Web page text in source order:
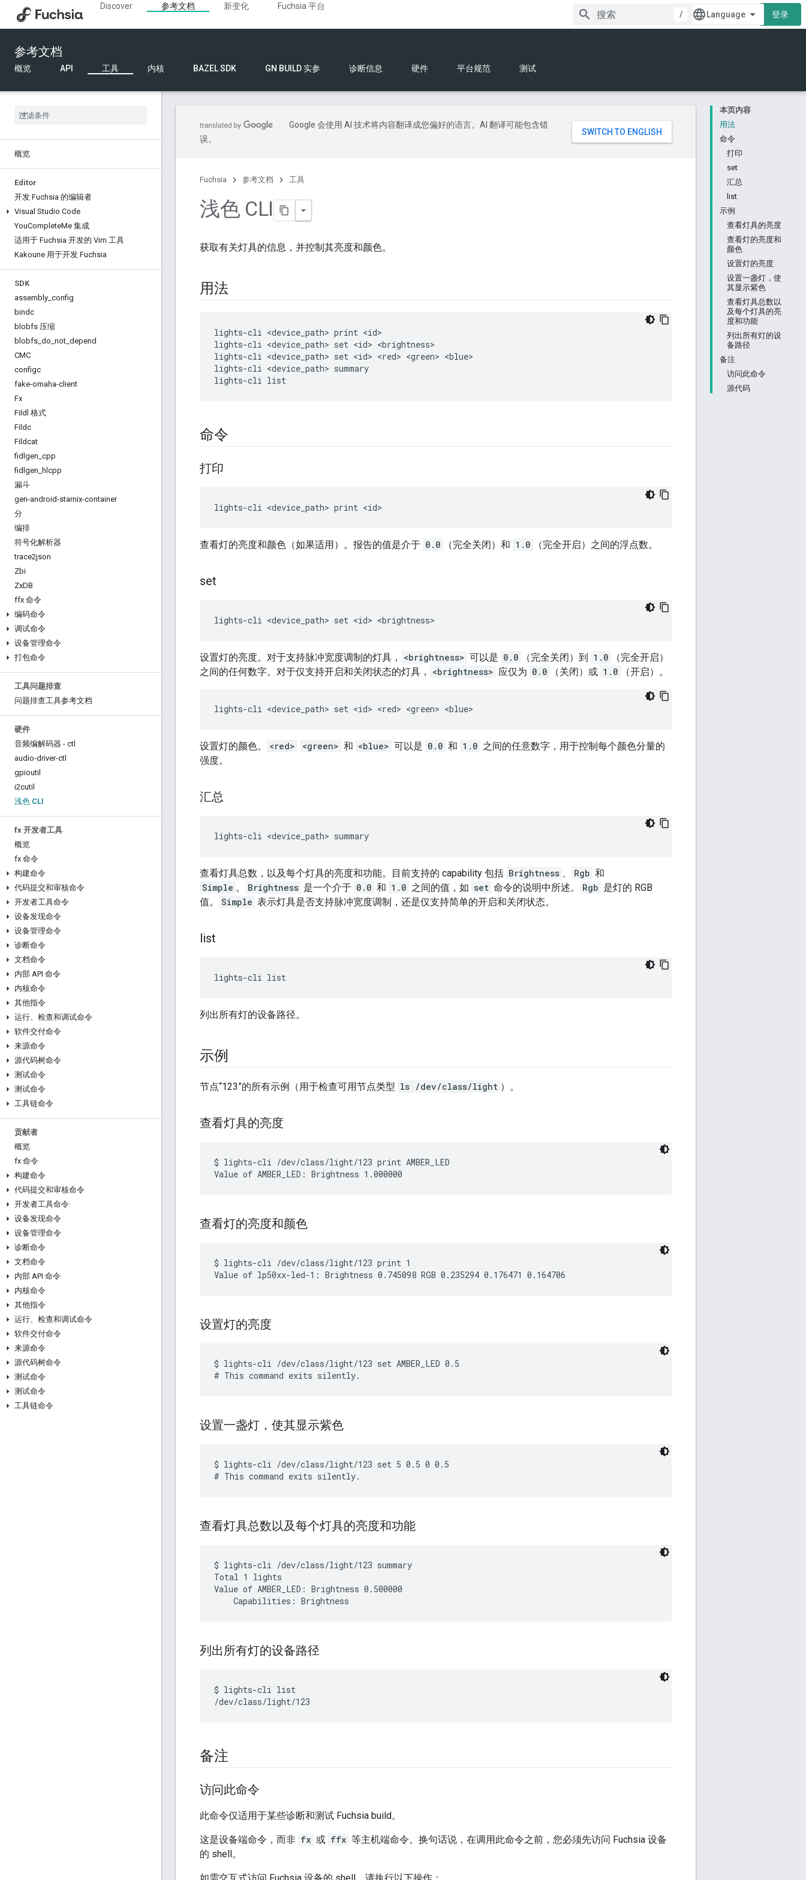
Discover 参考文档 新变化
Fuchsia 平台
/
登录
参考文档
概览 API 工具 内核 BAZEL SDK GN BUILD 实参 诊断信息 硬件 平台规范 测试
概览
Editor
开发 Fuchsia 的编辑者
Visual Studio Code
YouCompleteMe 集成
适用于 Fuchsia 开发的 Vim 工具
Kakoune 用于开发 Fuchsia
SDK
assembly config
bindc
blobfs 压缩
blobfs do not depend
CMC
configc
fake-omaha-client
Fx
Fildl 格式
Fildc
Fildcat
fidlgen cpp
fidlgen hlcpp
漏斗
gen-android-starnix-container
分
编排
符号化解析器
trace2json
Zbi
ZxDB
ffx 命令
编码命令
调试命令
设备管理命令
打包命令
工具问题排查
问题排查工具参考文档
硬件
音频编解码器 - ctl
audio-driver-ctl
gpioutil
i2cutil
浅色 CLI
fx 开发者工具
概览
fx 命令
构建命令
代码提交和审核命令
开发者工具命令
设备发现命令
设备管理命令
诊断命令
文档命令
内部 API 命令
内核命令
其他指令
运行、检查和调试命令
软件交付命令
来源命令
源代码树命令
测试命令
测试命令
工具链命令
贡献者
概览
fx 命令
构建命令
代码提交和审核命令
开发者工具命令
设备发现命令
设备管理命令
诊断命令
文档命令
内部 API 命令
内核命令
其他指令
运行、检查和调试命令
软件交付命令
来源命令
源代码树命令
测试命令
测试命令
工具链命令
本页内容
用法
命令
打印
set
汇总
list
示例
查看灯具的亮度
查看灯的亮度和
颜色
设置灯的亮度
设置一盏灯，使
其显示紫色
查看灯具总数以
及每个灯具的亮
度和功能
列出所有灯的设
备路径
备注
访问此命令
源代码
Google 会使用 AI 技术将内容翻译成您偏好的语言。AI 翻译可能包含错
误。
Fuchsia 参考文档 工具
浅色 CLI
获取有关灯具的信息，并控制其亮度和颜色。
用法
lights-cli <device_path> print <id>
lights-cli <device_path> set <id> <brightness>
lights-cli <device_path> set <id> <red> <green> <blue>
lights-cli <device_path> summary
命令
打印
查看灯的亮度和颜色（如果适用）。报告的值是介于 0.0 （完全关闭）和 1.0 （完全开启）之间的浮点数。
set
设置灯的亮度。对于支持脉冲宽度调制的灯具， <brightness> 可以是 0.0 （完全关闭）到 1.0
（完全开启）
之间的任何数字。对于仅支持开启和关闭状态的灯具，
<brightness> 应仅为 0.0 （关闭）或 1.0 （开启）。
设置灯的颜色。 <red> <green> 和 <blue> 可以是 0.0 和 1.0 之间的任意数字，用于控制每个颜色分量的
强度。
汇总
查看灯具总数，以及每个灯具的亮度和功能。目前支持的 capability 包括 Brightness 、 Rgb 和
Simple 。 Brightness 是一个介于 0.0 和 1.0 之间的值，如 set 命令的说明中所述。 Rgb 是灯的 RGB
值。
Simple 表示灯具是否支持脉冲宽度调制，还是仅支持简单的开启和关闭状态。
list
列出所有灯的设备路径。
示例
节点“123”的所有示例（用于检查可用节点类型 ls /dev/class/light ）。
查看灯具的亮度
$ lights-cli /dev/class/light/123 print AMBER_LED
查看灯的亮度和颜色
$ lights-cli /dev/class/light/123 print 1
设置灯的亮度
$ lights-cli /dev/class/light/123 set AMBER_LED 0.5
设置一盏灯，使其显示紫色
$ lights-cli /dev/class/light/123 set 5 0.5 0 0.5
查看灯具总数以及每个灯具的亮度和功能
$ lights-cli /dev/class/light/123 summary
Total 1 lights
Value of AMBER_LED: Brightness 0.500000
列出所有灯的设备路径
$ lights-cli list
备注
访问此命令
此命令仅适用于某些诊断和测试 Fuchsia build。
这是设备端命令，而非 fx 或 ffx 等主机端命令。换句话说，在调用此命令之前，您必须先访问 Fuchsia 设备
的 shell。